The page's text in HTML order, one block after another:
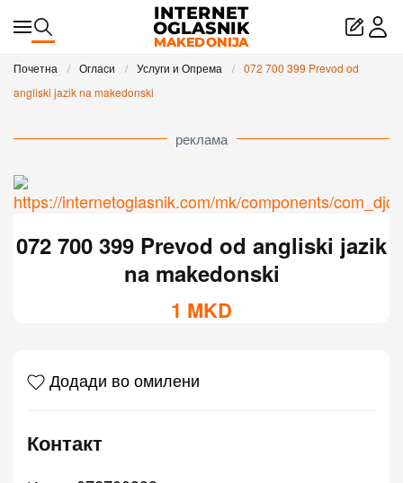
Skip to main content
Почетна Огласи Услуги и Опрема
072 700 399 Prevod od
angliski jazik na makedonski
реклама
072 700 399 Prevod od angliski jazik
na makedonski
1 MKD
Додади во омилени
Контакт